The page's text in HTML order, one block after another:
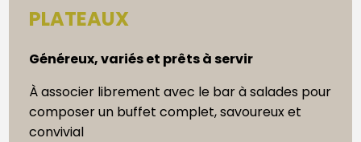
PLATEAUX
Généreux, variés et prêts à servir
À associer librement avec le bar à salades pour
composer un buffet complet, savoureux et
convivial